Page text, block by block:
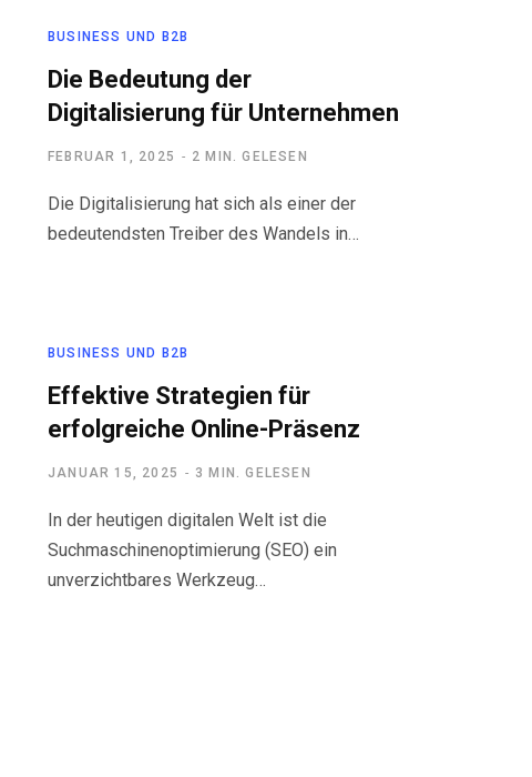
BUSINESS UND B2B
Die Bedeutung der
Digitalisierung für Unternehmen
FEBRUAR 1, 2025 2 MIN. GELESEN
Die Digitalisierung hat sich als einer der
bedeutendsten Treiber des Wandels in…
BUSINESS UND B2B
Effektive Strategien für
erfolgreiche Online-Präsenz
JANUAR 15, 2025 3 MIN. GELESEN
In der heutigen digitalen Welt ist die
Suchmaschinenoptimierung (SEO) ein
unverzichtbares Werkzeug…